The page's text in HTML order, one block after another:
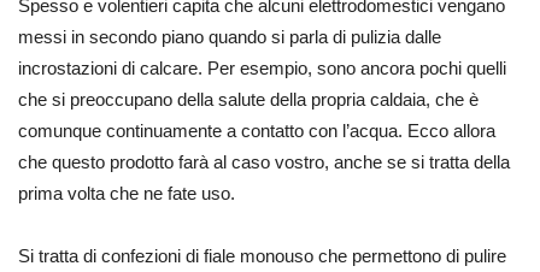
Spesso e volentieri capita che alcuni elettrodomestici vengano
messi in secondo piano quando si parla di pulizia dalle
incrostazioni di calcare. Per esempio, sono ancora pochi quelli
che si preoccupano della salute della propria caldaia, che è
comunque continuamente a contatto con l’acqua. Ecco allora
che questo prodotto farà al caso vostro, anche se si tratta della
prima volta che ne fate uso.
Si tratta di confezioni di fiale monouso che permettono di pulire